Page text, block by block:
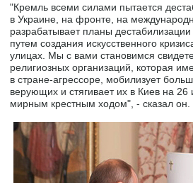
"Кремль всеми силами пытается
в Украине, на фронте, на
разрабатывает планы
путем создания искусственного
улицах. Мы с вами становимся
религиозных организаций, которая
в стране-агрессоре, мобилизует
верующих и стягивает их в Киев на
мирным крестным ходом", - сказал он.